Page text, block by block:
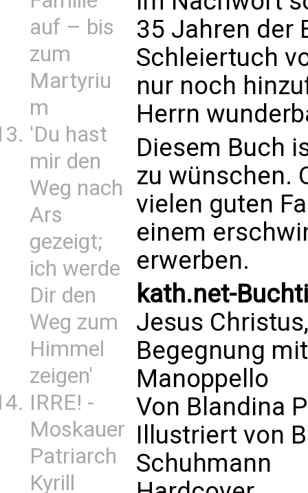
auf – bis
zum
Martyriu
m
'Du hast
mir den
Weg nach
Ars
gezeigt;
ich werde
Dir den
Weg zum
Himmel
zeigen'
IRRE! -
Moskauer
Patriarch
Kyrill
35 Jahren der
Schleiertuch
nur noch
Herrn
Diesem Buch
zu wünschen.
vielen guten
einem
erwerben.
kath.net-
Jesus
Begegnung
Manoppello
Von Blandina
Illustriert von
Schuhmann